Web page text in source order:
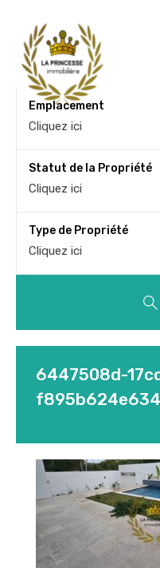
Emplacement
Cliquez ici
Statut de la Propriété
Cliquez ici
Type de Propriété
Cliquez ici
6447508d-
f895b624e634